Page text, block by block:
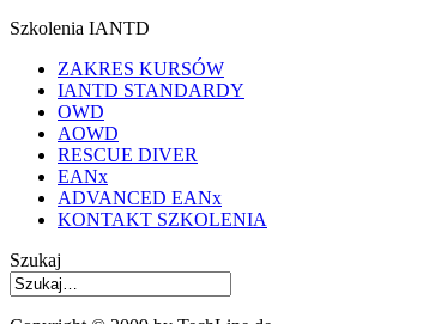
Szkolenia IANTD
ZAKRES KURSÓW
IANTD STANDARDY
OWD
AOWD
RESCUE DIVER
EANx
ADVANCED EANx
KONTAKT SZKOLENIA
Szukaj